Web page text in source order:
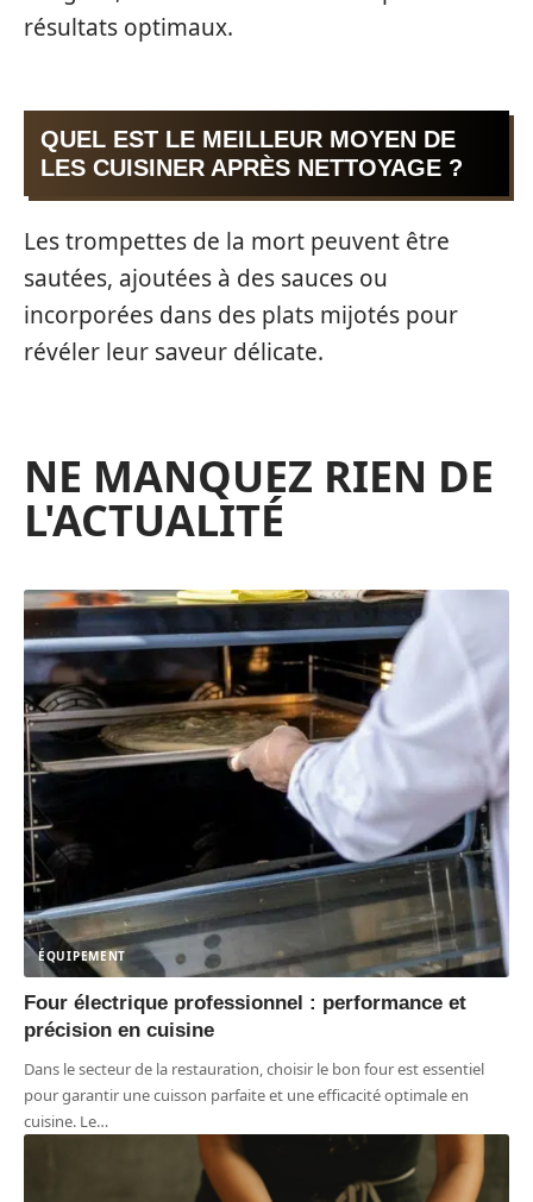
résultats optimaux.
QUEL EST LE MEILLEUR MOYEN DE
LES CUISINER APRÈS NETTOYAGE ?
Les trompettes de la mort peuvent être
sautées, ajoutées à des sauces ou
incorporées dans des plats mijotés pour
révéler leur saveur délicate.
NE MANQUEZ RIEN DE
L'ACTUALITÉ
ÉQUIPEMENT
Four électrique professionnel : performance et
précision en cuisine
Dans le secteur de la restauration, choisir le bon four est essentiel
pour garantir une cuisson parfaite et une efficacité optimale en
cuisine. Le…